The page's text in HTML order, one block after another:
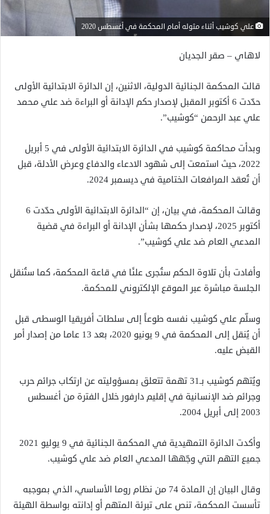
علي كوشيب أثناء مثوله أمام المحكمة في أغسطس 2020
لاهاي – صقر الجديان
قالت المحكمة الجنائية الدولية، الاثنين، إن الدائرة الابتدائية الأولى
حدّدت 6 أكتوبر المقبل لإصدار حكم الإدانة أو البراءة ضد علي محمد
علي عبد الرحمن “كوشيب”.
وبدأت محاكمة كوشيب في الدائرة الابتدائية الأولى في 5 أبريل
2022، حيث استمعت إلى شهود الادعاء والدفاع وعرض الأدلة، قبل
أن تُعقد المرافعات الختامية في ديسمبر 2024.
وقالت المحكمة، في بيان، إن “الدائرة الابتدائية الأولى حدّدت 6
أكتوبر 2025، لإصدار حكمها بشأن الإدانة أو البراءة في قضية
المدعي العام ضد علي كوشيب”.
وأفادت بأن تلاوة الحكم ستُجرى علنًا في قاعة المحكمة، كما ستُنقل
الجلسة مباشرة عبر الموقع الإلكتروني للمحكمة.
وسلّم علي كوشيب نفسه طوعاً إلى سلطات أفريقيا الوسطى قبل
أن يُنقل إلى المحكمة في 9 يونيو 2020، بعد 13 عاما من إصدار أمر
القبض عليه.
ويُتهم كوشيب بـ31 تهمة تتعلق بمسؤوليته عن ارتكاب جرائم حرب
وجرائم ضد الإنسانية في إقليم دارفور خلال الفترة من أغسطس
2003 إلى أبريل 2004.
وأكدت الدائرة التمهيدية في المحكمة الجنائية في 9 يوليو 2021
جميع التهم التي وجّهها المدعي العام ضد علي كوشيب.
وقال البيان إن المادة 74 من نظام روما الأساسي، الذي بموجبه
تأسست المحكمة، تنص على تبرئة المتهم أو إدانته بواسطة الهيئة